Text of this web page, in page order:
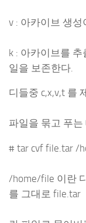
v : 아카이브 생성
k : 아카이브를
일을 보존한다.
디들중 c,x,v,t 를
파일을 묶고 푸
# tar cvf file.tar /
/home/file 이란
를 그대로 file.tar